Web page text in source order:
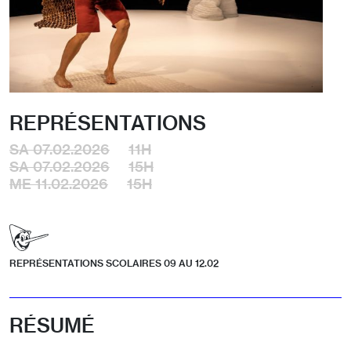
REPRÉSENTATIONS
SA 07.02.2026
11H
SA 07.02.2026
15H
ME 11.02.2026
15H
REPRÉSENTATIONS SCOLAIRES 09 AU 12.02
RÉSUMÉ